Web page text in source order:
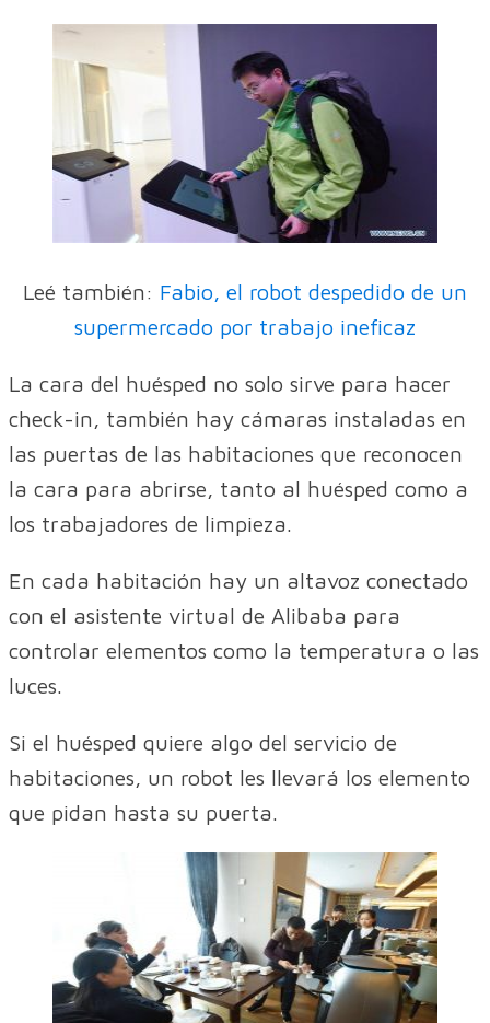
Leé también: Fabio, el robot despedido de un
supermercado por trabajo ineficaz
La cara del huésped no solo sirve para hacer
check-in, también hay cámaras instaladas en
las puertas de las habitaciones que reconocen
la cara para abrirse, tanto al huésped como a
los trabajadores de limpieza.
En cada habitación hay un altavoz conectado
con el asistente virtual de Alibaba para
controlar elementos como la temperatura o las
luces.
Si el huésped quiere algo del servicio de
habitaciones, un robot les llevará los elemento
que pidan hasta su puerta.